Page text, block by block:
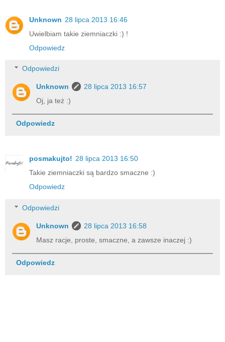
Unknown 28 lipca 2013 16:46
Uwielbiam takie ziemniaczki :) !
Odpowiedz
Odpowiedzi
Unknown
28 lipca 2013 16:57
Oj, ja też :)
Odpowiedz
posmakujto! 28 lipca 2013 16:50
Takie ziemniaczki są bardzo smaczne :)
Odpowiedz
Odpowiedzi
Unknown
28 lipca 2013 16:58
Masz racje, proste, smaczne, a zawsze inaczej :)
Odpowiedz